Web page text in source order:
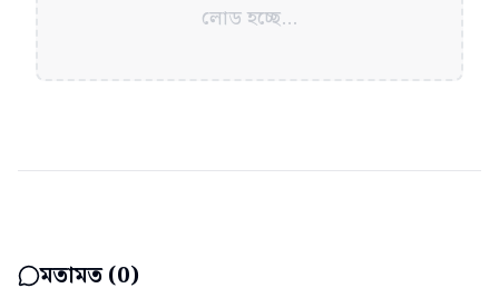
লোড হচ্ছে...
মতামত (0)